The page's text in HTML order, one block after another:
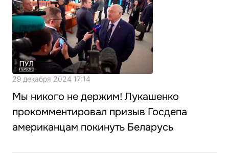
29 декабря 2024 17:14
Мы никого не держим! Лукашенко
прокомментировал призыв Госдепа
американцам покинуть Беларусь